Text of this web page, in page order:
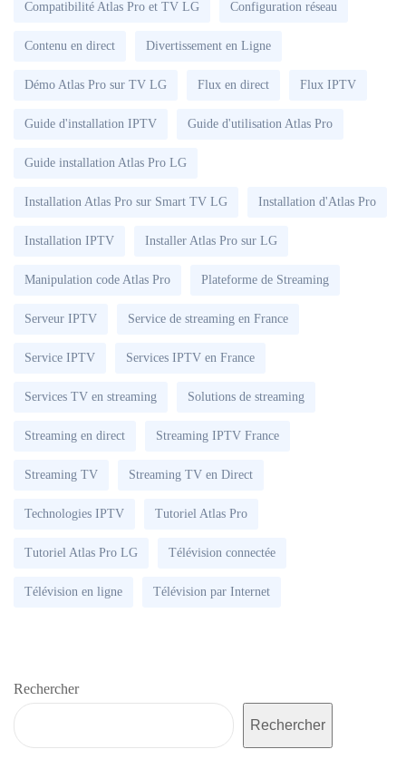
Compatibilité Atlas Pro et TV LG Configuration réseau
Contenu en direct Divertissement en Ligne
Démo Atlas Pro sur TV LG Flux en direct Flux IPTV
Guide d'installation IPTV Guide d'utilisation Atlas Pro
Guide installation Atlas Pro LG
Installation Atlas Pro sur Smart TV LG Installation d'Atlas Pro
Installation IPTV Installer Atlas Pro sur LG
Manipulation code Atlas Pro Plateforme de Streaming
Serveur IPTV Service de streaming en France
Service IPTV Services IPTV en France
Services TV en streaming Solutions de streaming
Streaming en direct Streaming IPTV France
Streaming TV Streaming TV en Direct
Technologies IPTV Tutoriel Atlas Pro
Tutoriel Atlas Pro LG Télévision connectée
Télévision en ligne Télévision par Internet
Rechercher
Rechercher